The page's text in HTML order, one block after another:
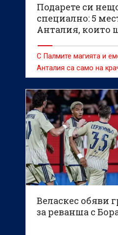
Подарете си
специално: 5
Анталия, които
това лято
С Палмите магията и
Анталия са само на
разстояние
Веласкес обяви
за реванша с